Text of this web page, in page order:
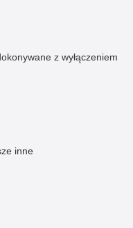
z wyłączeniem
inne